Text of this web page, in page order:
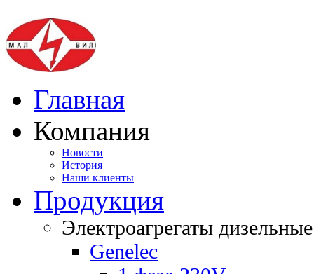
Главная
Компания
Новости
История
Наши клиенты
Продукция
Электроагрегаты дизельные
Genelec